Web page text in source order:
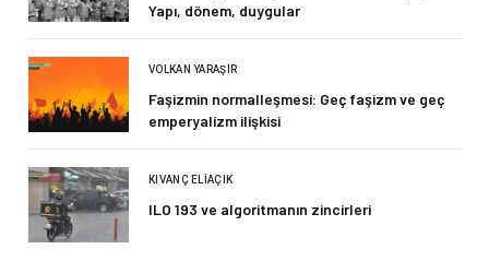
Yapı, dönem, duygular
VOLKAN YARAŞIR
Faşizmin normalleşmesi: Geç faşizm ve geç
emperyalizm ilişkisi
KIVANÇ ELIAÇIK
ILO 193 ve algoritmanın zincirleri